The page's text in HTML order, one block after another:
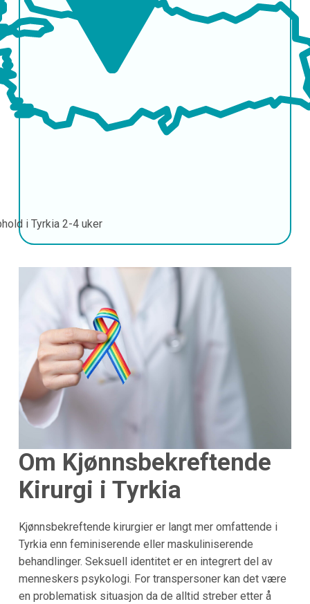
i Tyrkia 2-4 uker
Om Kjønnsbekreftende
Kirurgi i Tyrkia
Kjønnsbekreftende kirurgier er langt mer omfattende i
Tyrkia enn feminiserende eller maskuliniserende
behandlinger. Seksuell identitet er en integrert del av
menneskers psykologi. For transpersoner kan det være
en problematisk situasjon da de alltid streber etter å